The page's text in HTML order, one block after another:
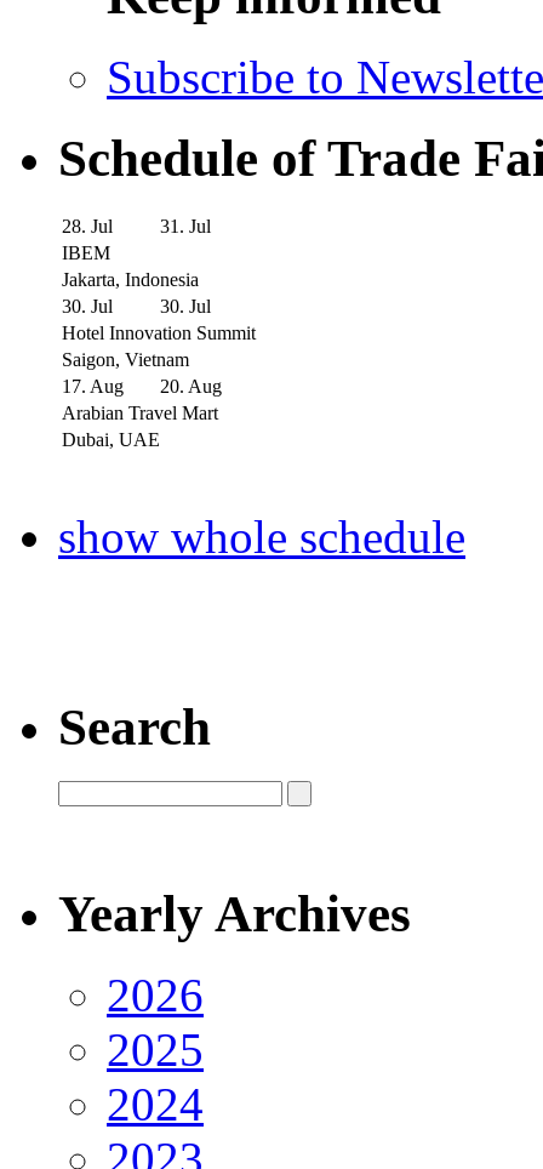
Subscribe to
Schedule of Trade
28. Jul
31. Jul
IBEM
Jakarta, Indonesia
30. Jul
30. Jul
Hotel Innovation Summit
Saigon, Vietnam
17. Aug
20. Aug
Arabian Travel Mart
Dubai, UAE
show whole schedule
Search
Yearly Archives
2026
2025
2024